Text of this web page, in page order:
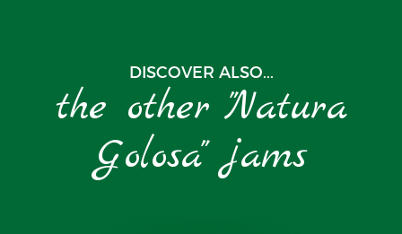
DISCOVER ALSO...
the other "Natura
Golosa" jams